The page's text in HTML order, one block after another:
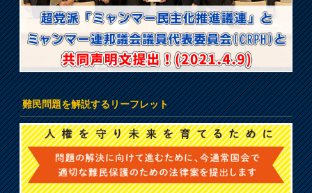
難民問題を解説するリーフレット